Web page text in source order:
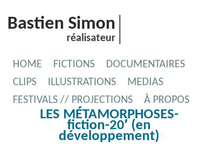
Bastien Simon
réalisateur
HOME FICTIONS
DOCUMENTAIRES
CLIPS
ILLUSTRATIONS
MEDIAS
FESTIVALS // PROJECTIONS
À PROPOS
LES MÉTAMORPHOSES-
fiction-20′ (en
développement)